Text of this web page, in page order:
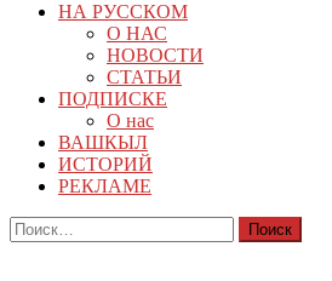
НА РУССКОМ
О НАС
НОВОСТИ
СТАТЬИ
ПОДПИСКЕ
О нас
ВАШКЫЛ
ИСТОРИЙ
РЕКЛАМЕ
Найти: